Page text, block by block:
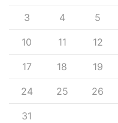
3 4 5
10 11 12
17 18 19
24 25 26
31